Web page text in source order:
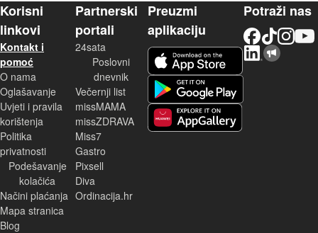
Korisni
linkovi
Kontakt i
pomoć
O nama
Oglašavanje
Uvjeti i pravila
korištenja
Politika
privatnosti
Podešavanje
kolačića
Načini plaćanja
Mapa stranica
Blog
Partnerski
portali
24sata
Poslovni
dnevnik
Večernji list
missMAMA
missZDRAVA
Miss7
Gastro
Pixsell
Diva
Ordinacija.hr
Preuzmi
aplikaciju
Potraži nas